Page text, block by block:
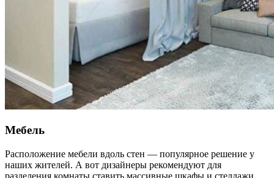
Мебель
Расположение мебели вдоль стен — популярное решение у
наших жителей. А вот дизайнеры рекомендуют для
разделения комнаты ставить массивные шкафы и стеллажи